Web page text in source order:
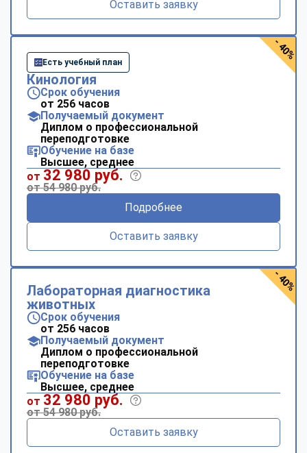
Оставить заявку
Есть учебный план
Кинология
Срок обучения
от 256 часов
Получаемый документ
Диплом о профессиональной
переподготовке
Обучение на базе
Высшее, среднее
от 32 980 руб.
от 54 980 руб.
Подробнее
Оставить заявку
- 40%
Лабораторная диагностика
животных
Срок обучения
от 256 часов
Получаемый документ
Диплом о профессиональной
переподготовке
Обучение на базе
Высшее, среднее
от 32 980 руб.
от 54 980 руб.
Оставить заявку
- 40%